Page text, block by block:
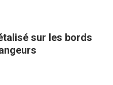
sur les bords